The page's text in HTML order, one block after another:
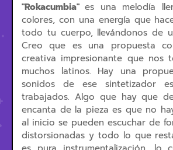
"Rokacumbia"es una melodía
colores, con una energía que
todo tu cuerpo, llevándonos de
Creo que es una propuesta
creativa impresionante que nos
muchos latinos. Hay una
sonidos de ese sintetizador
trabajados. Algo que hay que
encanta de la pieza es que no
al inicio se pueden escuchar de
distorsionadas y todo lo que